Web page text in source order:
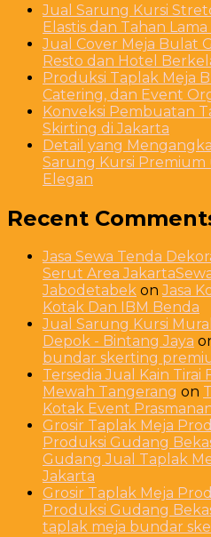
Jual Sarung Kursi
Elastis dan Tahan
Jual Cover Meja Bulat
Resto dan Hotel
Produksi Taplak Meja
Catering, dan Event
Konveksi Pembuatan
Skirting di Jakarta
Detail yang
Sarung Kursi
Elegan
Recent
Jasa Sewa Tenda
Serut Area
Jabodetabek onJasa
Kotak Dan IBM Benda
Jual Sarung Kursi
Depok - Bintang Jaya
bundar skerting
Tersedia Jual Kain Tirai
Mewah Tangerang on
Kotak Event
Grosir Taplak Meja
Produksi Gudang
Gudang Jual Taplak
Jakarta
Grosir Taplak Meja
Produksi Gudang
taplak meja bundar